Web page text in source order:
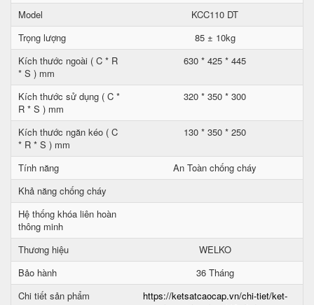
Model
KCC110 DT
Trọng lượng
85 ± 10kg
Kích thước ngoài ( C * R
* S ) mm
630 * 425 * 445
Kích thước sử dụng ( C *
R * S ) mm
320 * 350 * 300
Kích thước ngăn kéo ( C
* R * S ) mm
130 * 350 * 250
Tính năng
An Toàn chống cháy
Khả năng chống cháy
Hệ thống khóa liên hoàn
thông minh
Thương hiệu
WELKO
Bảo hành
36 Tháng
Chi tiết sản phẩm
https://ketsatcaocap.vn/chi-tiet/ket-